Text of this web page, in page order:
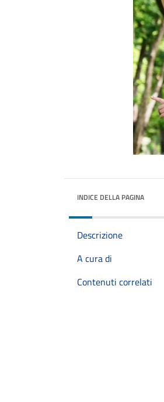
INDICE DELLA PAGINA
Descrizione
A cura di
Contenuti correlati